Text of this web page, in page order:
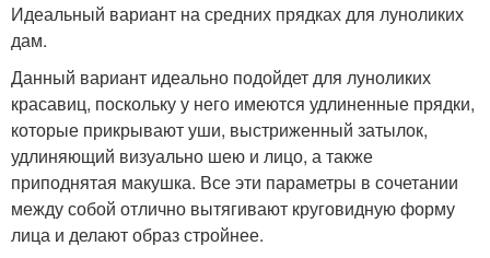
Идеальный вариант на средних прядках для луноликих
дам.
Данный вариант идеально подойдет для луноликих
красавиц, поскольку у него имеются удлиненные прядки,
которые прикрывают уши, выстриженный затылок,
удлиняющий визуально шею и лицо, а также
приподнятая макушка. Все эти параметры в сочетании
между собой отлично вытягивают круговидную форму
лица и делают образ стройнее.